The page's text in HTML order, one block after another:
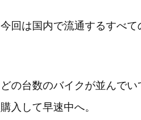
回は国内で流通するすべ
の台数のバイクが並んでい
入して早速中へ。